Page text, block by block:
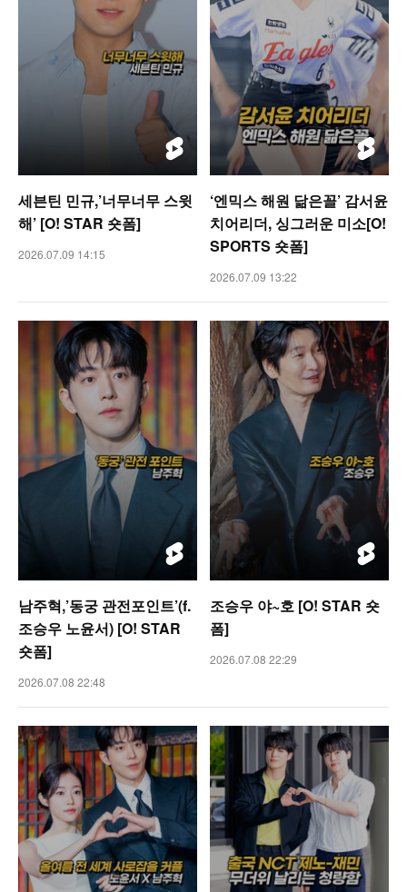
세븐틴 민규,’너무너무 스윗
해’ [O! STAR 숏폼]
2026.07.09 14:15
‘엔믹스 해원 닮은꼴’ 감서윤
치어리더, 싱그러운 미소[O!
SPORTS 숏폼]
2026.07.09 13:22
남주혁,’동궁 관전포인트’(f.
조승우 노윤서) [O! STAR
숏폼]
2026.07.08 22:48
조승우 야~호 [O! STAR 숏
폼]
2026.07.08 22:29